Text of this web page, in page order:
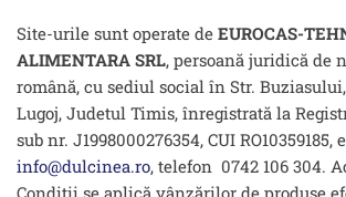
Site-urile sunt operate de EUROCAS-
ALIMENTARA SRL, persoană juridică de
română, cu sediul social în Str.
Lugoj, Judetul Timis, înregistrată la
sub nr. J1998000276354, CUI RO10359185,
info@dulcinea.ro, telefon 0742 106 304.
Condiții se aplică vânzărilor de produse